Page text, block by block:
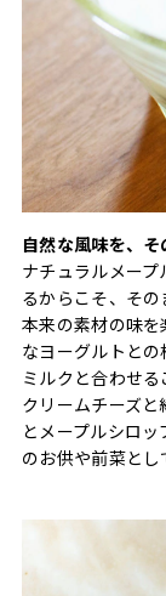
自然な風味を、
ナチュラルメー
るからこそ、そ
本来の素材の味
なヨーグルトとの
ミルクと合わせる
クリームチーズ
とメープルシロ
のお供や前菜とし